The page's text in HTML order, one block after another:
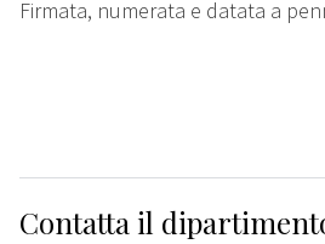
Firmata, numerata e datata a
Contatta il